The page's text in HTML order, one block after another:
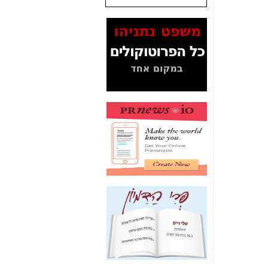
Yes (תיק 4000)
מוכיחים "תפירת תיק"
לאיש הלא נכון! -כאן
עובדות ומסמכים
האם ביבי כשר
תקשורת עזר לקב'
בזק? -כאן
מה מקור ה-Fake
News שהביא לתפירת
תיק לביבי והעלמת
החשודים הנכונים -כאן
אחת הרגליים של "תיק
4000 התפור"
התמוטטה היום
בניצחון (כפול) של בזק
-
כאן
איך כתבות מפנקות